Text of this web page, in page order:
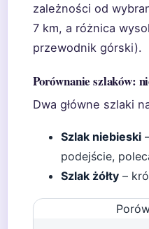
zależności od
7 km, a różnica
przewodnik górski).
Porównanie szlaków:
Dwa główne szlaki
Szlak niebieski
podejście,
Szlak żółty –